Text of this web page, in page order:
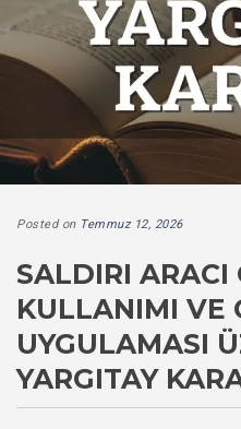
Posted on Temmuz 12, 2026
SALDIRI ARACI
KULLANIMI VE
UYGULAMASI
YARGITAY